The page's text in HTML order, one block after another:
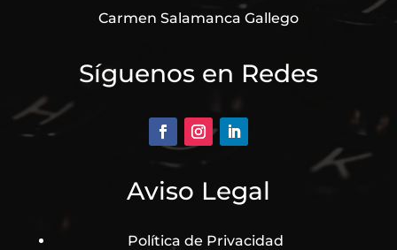
Carmen Salamanca Gallego
Síguenos en Redes
Aviso Legal
Política de Privacidad